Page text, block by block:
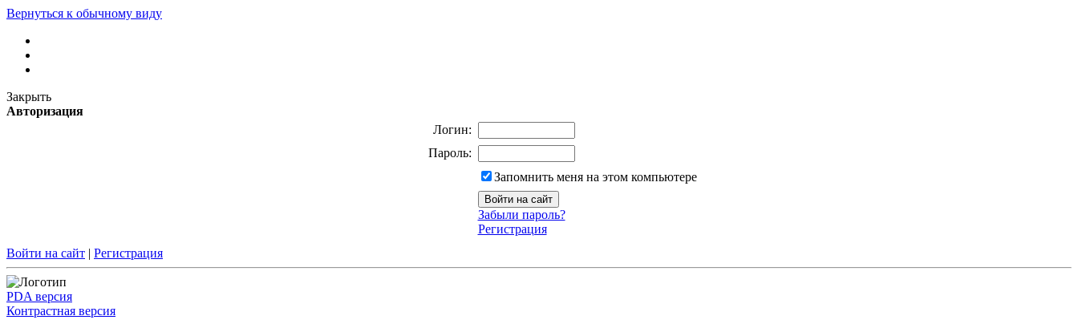
Вернуться к обычному виду
Закрыть
Авторизация
Логин:
Пароль:
Запомнить меня на этом компьютере
Забыли пароль?
Регистрация
Войти на сайт | Регистрация
PDA версия
Контрастная версия